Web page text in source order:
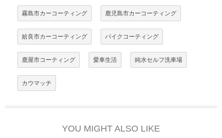
霧島市カーコーティング 鹿児島市カーコーティング
姶良市カーコーティング バイクコーティング
鹿屋市コーティング 愛車生活 純水セルフ洗車場
カウマッチ
YOU MIGHT ALSO LIKE